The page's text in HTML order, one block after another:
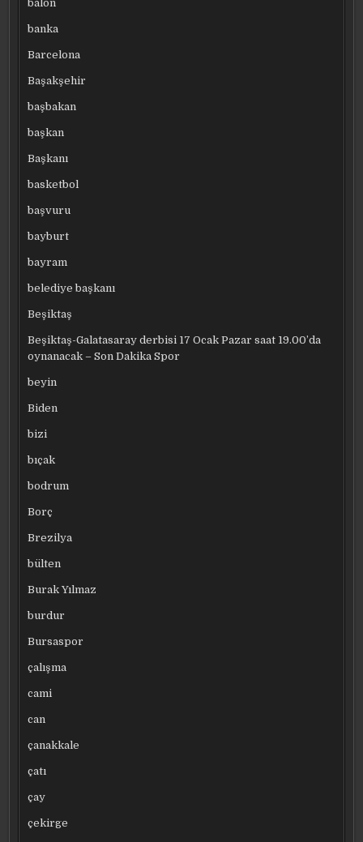
balon
banka
Barcelona
Başakşehir
başbakan
başkan
Başkanı
basketbol
başvuru
bayburt
bayram
belediye başkanı
Beşiktaş
Beşiktaş-Galatasaray derbisi 17 Ocak Pazar saat 19.00’da
oynanacak – Son Dakika Spor
beyin
Biden
bizi
bıçak
bodrum
Borç
Brezilya
bülten
Burak Yılmaz
burdur
Bursaspor
çalışma
cami
can
çanakkale
çatı
çay
çekirge